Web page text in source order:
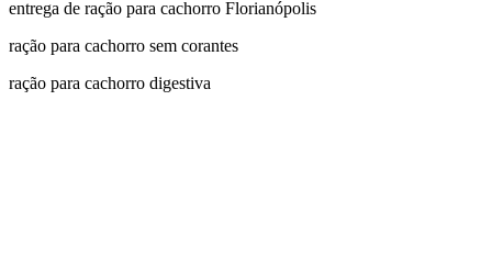
entrega de ração para cachorro Florianópolis
ração para cachorro sem corantes
ração para cachorro digestiva